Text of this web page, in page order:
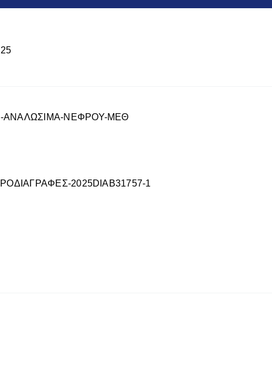
ΑΝΑΛΩΣΙΜΑ-ΝΕΦΡΟΥ-ΜΕΘ
2025DIAB31757-1